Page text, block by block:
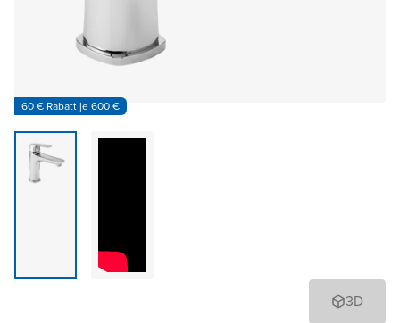
60 € Rabatt je 600 €
3D